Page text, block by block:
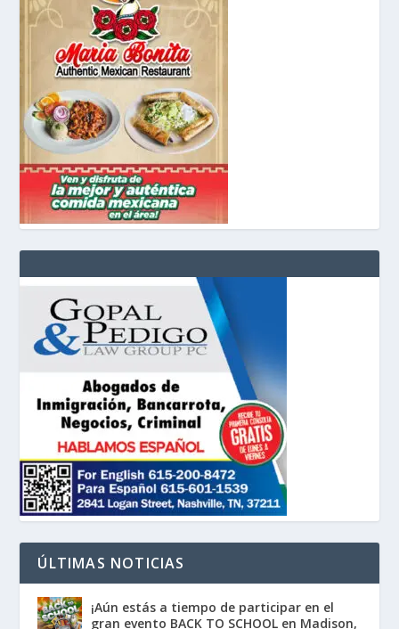
ÚLTIMAS NOTICIAS
¡Aún estás a tiempo de participar en el
gran evento BACK TO SCHOOL en Madison,